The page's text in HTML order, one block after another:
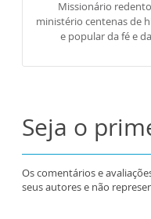
Missionário
ministério centenas de
e popular da fé e
Seja o
Os comentários e
seus autores e não